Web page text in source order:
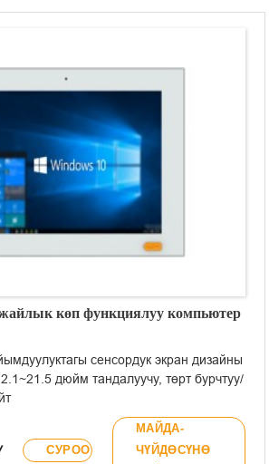
көп функциялуу компьютер
сенсордук экран дизайны
дюйм тандалуучу, төрт бурчтуу/
талаптарына жооп берет
Type-A жана сигналдык индикатор
СУРОО
МАЙДА-
ЧҮЙДӨСҮНӨ